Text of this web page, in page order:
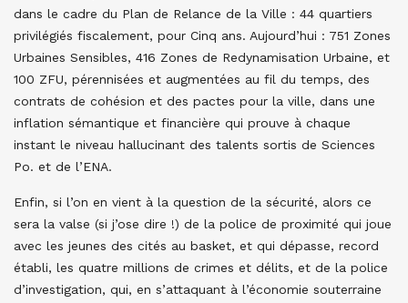
dans le cadre du Plan de Relance de la Ville : 44 quartiers
privilégiés fiscalement, pour Cinq ans. Aujourd’hui : 751 Zones
Urbaines Sensibles, 416 Zones de Redynamisation Urbaine, et
100 ZFU, pérennisées et augmentées au fil du temps, des
contrats de cohésion et des pactes pour la ville, dans une
inflation sémantique et financière qui prouve à chaque
instant le niveau hallucinant des talents sortis de Sciences
Po. et de l’ENA.
Enfin, si l’on en vient à la question de la sécurité, alors ce
sera la valse (si j’ose dire !) de la police de proximité qui joue
avec les jeunes des cités au basket, et qui dépasse, record
établi, les quatre millions de crimes et délits, et de la police
d’investigation, qui, en s’attaquant à l’économie souterraine